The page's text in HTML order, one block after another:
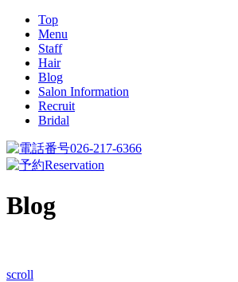
Top
Menu
Staff
Hair
Blog
Salon Information
Recruit
Bridal
026-217-6366
Reservation
Blog
scroll